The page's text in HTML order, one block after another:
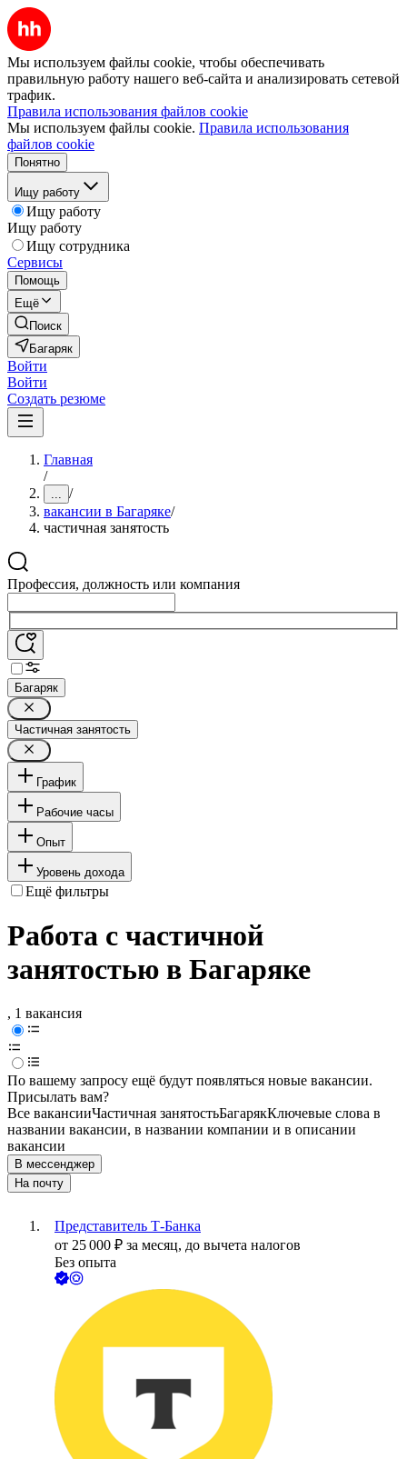
Мы используем файлы cookie, чтобы обеспечивать
правильную работу нашего веб-сайта и анализировать сетевой
трафик.
Правила использования файлов cookie
Мы используем файлы cookie. Правила использования
файлов cookie
Понятно
Ищу работу
Ищу работу
Ищу работу
Ищу сотрудника
Сервисы
Помощь
Ещё
Поиск
Багаряк
Войти
Войти
Создать резюме
Главная
/
... /
вакансии в Багаряке/
частичная занятость
Профессия, должность или компания
Багаряк
Частичная занятость
График
Рабочие часы
Опыт
Уровень дохода
Ещё фильтры
Работа с частичной
занятостью в Багаряке
, 1 вакансия
По вашему запросу ещё будут появляться новые вакансии.
Присылать вам?
Все вакансииЧастичная занятостьБагарякКлючевые слова в
названии вакансии, в названии компании и в описании
вакансии
В мессенджер
На почту
Представитель Т-Банка
от 25 000 ₽ за месяц, до вычета налогов
Без опыта